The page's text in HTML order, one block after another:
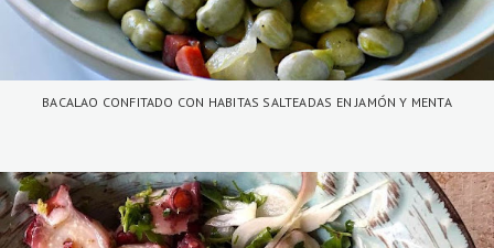
BACALAO CONFITADO CON HABITAS SALTEADAS EN JAMÓN Y MENTA